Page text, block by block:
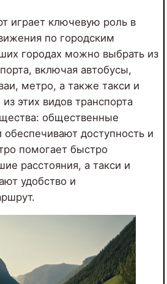
играет ключевую роль в
по городским
городах можно выбрать из
включая автобусы,
метро, а также такси и
этих видов транспорта
общественные
доступность и
помогает быстро
расстояния, а такси и
удобство и